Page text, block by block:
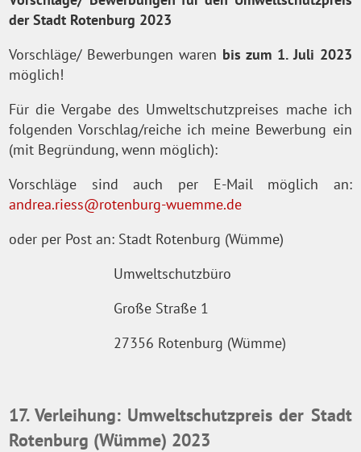
der Stadt Rotenburg 2023
Vorschläge/ Bewerbungen waren bis zum 1. Juli 2023
möglich!
Für die Vergabe des Umweltschutzpreises mache ich
folgenden Vorschlag/reiche ich meine Bewerbung ein
(mit Begründung, wenn möglich):
Vorschläge sind auch per E-Mail möglich an:
andrea.riess@rotenburg-wuemme.de
oder per Post an: Stadt Rotenburg (Wümme)
Umweltschutzbüro
Große Straße 1
27356 Rotenburg (Wümme)
17. Verleihung: Umweltschutzpreis der Stadt
Rotenburg (Wümme) 2023